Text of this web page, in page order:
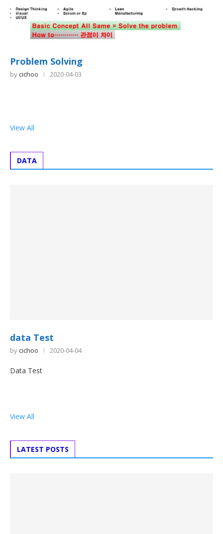
Problem Solving
bycichoo 2020-04-03
View All
DATA
data Test
bycichoo 2020-04-04
Data Test
View All
LATEST POSTS